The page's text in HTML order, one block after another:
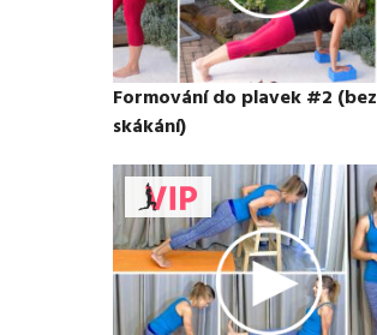
Formování do plavek #2 (bez
skákání)